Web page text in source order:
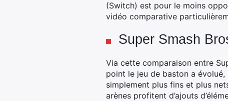
(Switch) est pour le moins
vidéo comparative
Super Smash
Via cette comparaison entre
point le jeu de baston a
simplement plus fins et plus
arènes profitent d’ajouts